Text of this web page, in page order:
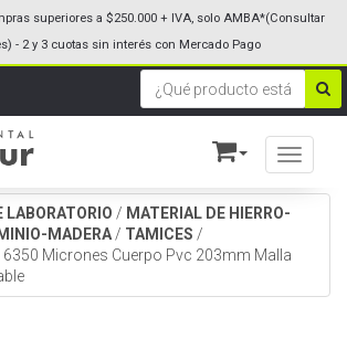
Toggle
superiores a $250.000 + IVA, solo AMBA*(Consultar
- 2 y 3 cuotas sin interés con Mercado Pago
LABORATORIO / MATERIAL DE HIERRO-
MADERA / TAMICES /
6350 Micrones Cuerpo Pvc 203mm Malla